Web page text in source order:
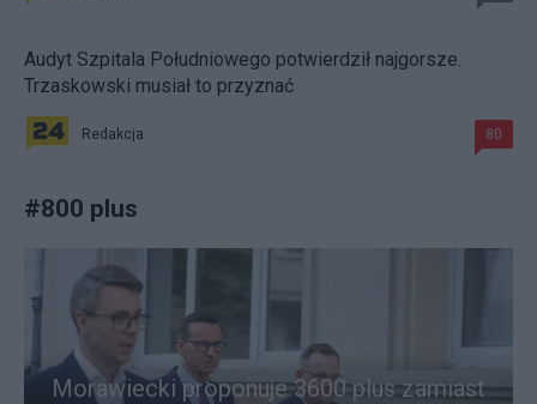
Audyt Szpitala Południowego potwierdził najgorsze.
Trzaskowski musiał to przyznać
Redakcja 80
#800 plus
Morawiecki proponuje 3600 plus zamiast